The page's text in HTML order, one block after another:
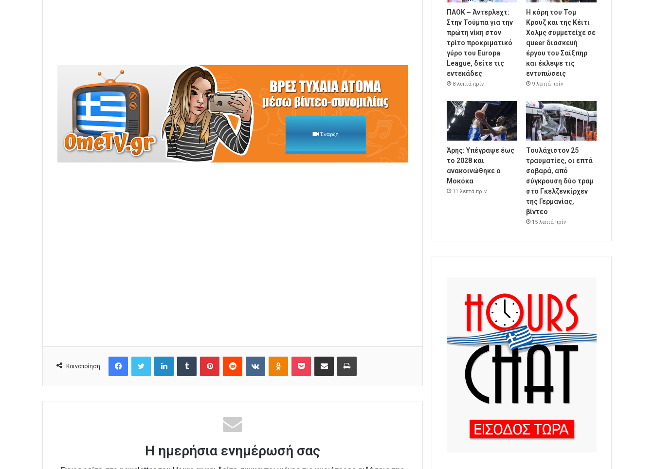
Κοινοποίηση
Η ημερήσια ενημέρωσή σας
ΠΑΟΚ – Άντερλεχτ:
Στην Τούμπα για την
πρώτη νίκη στον
τρίτο προκριματικό
γύρο του Europa
League, δείτε τις
εντεκάδες
8 λεπτά πρίν
Η κόρη του Τομ
Κρουζ και της Κέιτι
Χολμς συμμετείχε σε
queer διασκευή
έργου του Σαίξπηρ
και έκλεψε τις
εντυπώσεις
9 λεπτά πρίν
Άρης: Υπέγραψε έως
το 2028 και
ανακοινώθηκε ο
Μοκόκα
11 λεπτά πρίν
Τουλάχιστον 25
τραυματίες, οι επτά
σοβαρά, από
σύγκρουση δύο τραμ
στο Γκελζενκίρχεν
της Γερμανίας,
βίντεο
15 λεπτά πρίν